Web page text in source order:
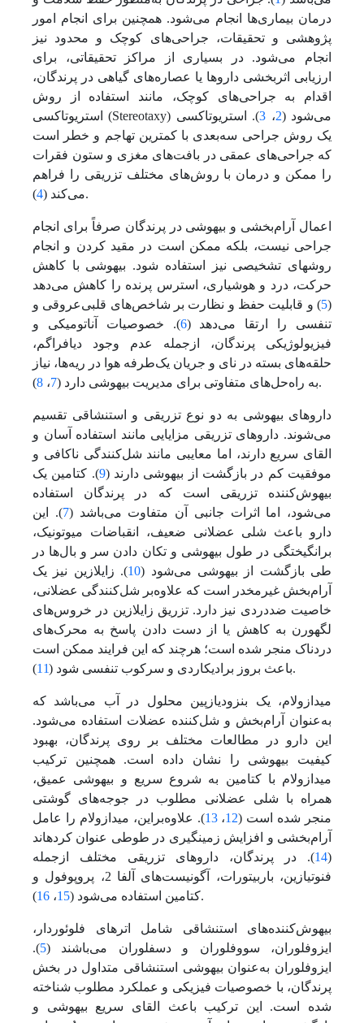
درمان بیماری‌ها انجام می‌شود. همچنین برای انجام امور
پژوهشی و تحقیقات، جراحی‌های کوچک و محدود نیز
انجام می‌شود. در بسیاری از مراکز تحقیقاتی، برای
ارزیابی اثربخشی داروها یا عصاره‌های گیاهی در پرندگان،
اقدام به جراحی‌های کوچک، مانند استفاده از روش
استریوتاکسی (Stereotaxy) می‌شود (2، 3). استریوتاکسی
یک روش جراحی سه‌بعدی با کمترین تهاجم و خطر است
که جراحی‌های عمقی در بافت‌های مغزی و ستون فقرات
را ممکن و درمان با روش‌های مختلف تزریقی را فراهم
می‌کند (4 ).
اعمال آرام‌بخشی و بیهوشی در پرندگان صرفاً برای انجام
جراحی نیست، بلکه ممکن است در مقید کردن و انجام
روش‏های تشخیصی نیز استفاده شود. بیهوشی با کاهش
حرکت، درد و هوشیاری، استرس پرنده را کاهش می‌دهد
(
5) و قابلیت حفظ و نظارت بر شاخص‌های قلبی‌عروقی و
تنفسی را ارتقا می‌دهد (6). خصوصیات آناتومیکی و
فیزیولوژیکی پرندگان، از‌جمله عدم وجود دیافراگم،
حلقه‌های بسته در نای و جریان یک‌طرفه هوا در ریه‌ها، نیاز
به راه‌حل‌های متفاوتی برای مدیریت بیهوشی دارد (7، 8 ).
داروهای بیهوشی به دو نوع تزریقی و استنشاقی تقسیم
می‌شوند. داروهای تزریقی مزایایی مانند استفاده آسان و
القای سریع دارند، اما معایبی مانند شل‌کنندگی ناکافی و
موفقیت کم در بازگشت از بیهوشی دارند (9). کتامین یک
بیهوش‌کننده تزریقی است که در پرندگان استفاده
می‌شود، اما اثرات جانبی آن متفاوت می‌باشد (7). این
دارو باعث شلی عضلانی ضعیف، انقباضات میوتونیک،
برانگیختگی در طول بیهوشی و تکان دادن سر و بال‌ها در
طی بازگشت از بیهوشی می‌شود (10). زایلازین نیز یک
آرام‌بخش غیر‌مخدر است که علاوه‌بر شل‌کنندگی عضلانی،
خاصیت ضددردی نیز دارد. تزریق زایلازین در خروس‌های
لگهورن به کاهش یا از دست دادن پاسخ به محرک‌های
دردناک منجر شده است؛ هرچند که این فرایند ممکن است
باعث بروز برادیکاردی و سرکوب تنفسی شود (11 ).
میدازولام، یک بنزودیازپین محلول در آب می‌باشد که
به‌عنوان آرام‌بخش و شل‌کننده عضلات استفاده می‌شود.
این دارو در مطالعات مختلف بر روی پرندگان، بهبود
کیفیت بیهوشی را نشان داده است. همچنین ترکیب
میدازولام با کتامین به شروع سریع و بیهوشی عمیق،
همراه با شلی عضلانی مطلوب در جوجه‌های گوشتی
منجر شده است (12،13). علاوه‌بر‌این، میدازولام را عامل
آرام‌بخشی و افزایش زمین‏گیری در طوطی عنوان کرده‏اند
(
14). در پرندگان، داروهای تزریقی مختلف از‌جمله
فنوتیازین، باربیتورات، آگونیست‌های آلفا 2، پروپوفول و
کتامین استفاده می‌شود (15، 16 ).
بیهوش‌کننده‌های استنشاقی شامل اترهای فلوئوردار،
ایزوفلوران، سووفلوران و دسفلوران می‌باشند (5
).
ایزوفلوران به‌عنوان بیهوشی استنشاقی متداول در بخش
پرندگان، با خصوصیات فیزیکی و عملکرد مطلوب شناخته
شده است. این ترکیب باعث القای سریع بیهوشی و